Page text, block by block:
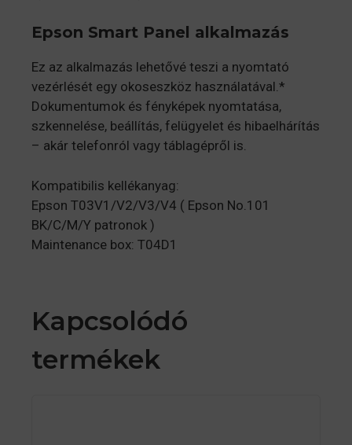
Epson Smart Panel alkalmazás
Ez az alkalmazás lehetővé teszi a nyomtató
vezérlését egy okoseszköz használatával.*
Dokumentumok és fényképek nyomtatása,
szkennelése, beállítás, felügyelet és hibaelhárítás
– akár telefonról vagy táblagépről is.
Kompatibilis kellékanyag:
Epson T03V1/V2/V3/V4 ( Epson No.101
BK/C/M/Y patronok )
Maintenance box: T04D1
Kapcsolódó
termékek